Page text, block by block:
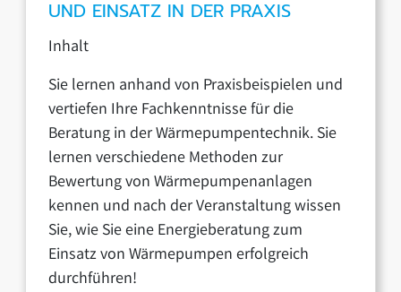
UND EINSATZ IN DER PRAXIS
Inhalt
Sie lernen anhand von Praxisbeispielen und
vertiefen Ihre Fachkenntnisse für die
Beratung in der Wärmepumpentechnik. Sie
lernen verschiedene Methoden zur
Bewertung von Wärmepumpenanlagen
kennen und nach der Veranstaltung wissen
Sie, wie Sie eine Energieberatung zum
Einsatz von Wärmepumpen erfolgreich
durchführen!